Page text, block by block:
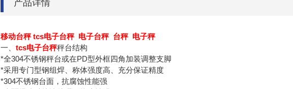
产品详情
移动台秤 tcs电子台秤 电子台秤 台秤 电子秤
一、 tcs电子台秤秤台结构
*全304不锈钢秤台或在PD型外框四角加装调整支脚
*采用专门型钢组焊、称体强度高、充分保证精度
*304不锈钢台面，抗腐蚀性能强